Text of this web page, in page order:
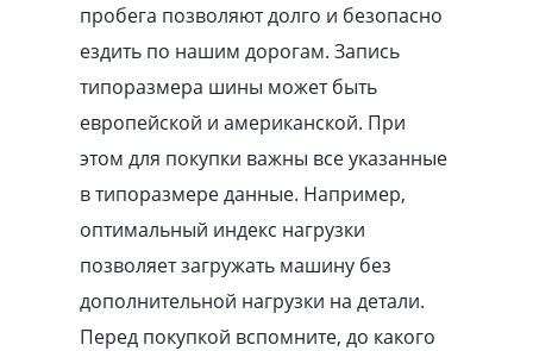
пробега позволяют долго и безопасно
ездить по нашим дорогам. Запись
типоразмера шины может быть
европейской и американской. При
этом для покупки важны все указанные
в типоразмере данные. Например,
оптимальный индекс нагрузки
позволяет загружать машину без
дополнительной нагрузки на детали.
Перед покупкой вспомните, до какого